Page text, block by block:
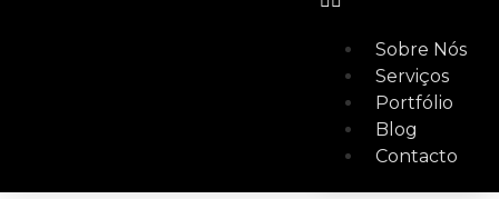
Sobre Nós
Serviços
Portfólio
Blog
Contacto